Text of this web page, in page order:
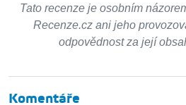
Tato recenze je osobním
Recenze.cz ani jeho
odpovědnost za její
Komentáře